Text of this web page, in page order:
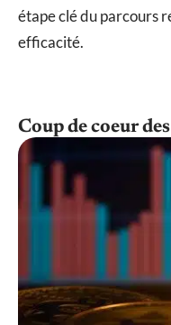
étape clé du parcours
efficacité.
Coup de coeur